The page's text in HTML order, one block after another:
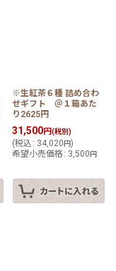
※生紅茶６種 詰め合わ
せギフト ＠１箱あた
り2625円
31,500円(税別)
(税込 : 34,020円)
希望小売価格 : 3,500円